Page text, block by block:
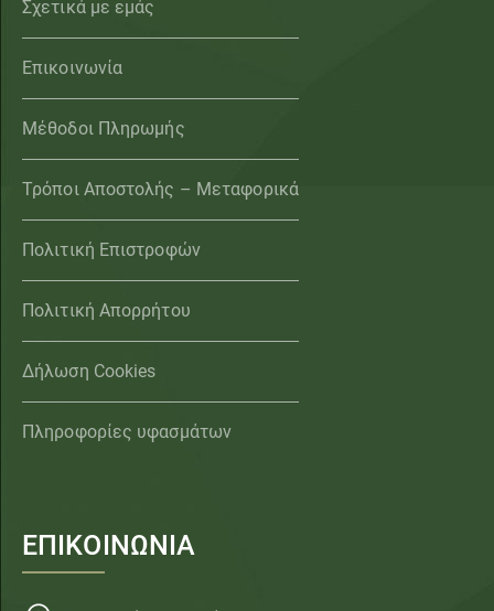
Σχετικά με εμάς
Επικοινωνία
Μέθοδοι Πληρωμής
Τρόποι Αποστολής – Μεταφορικά
Πολιτική Επιστροφών
Πολιτική Απορρήτου
Δήλωση Cookies
Πληροφορίες υφασμάτων
ΕΠΙΚΟΙΝΩΝΙΑ